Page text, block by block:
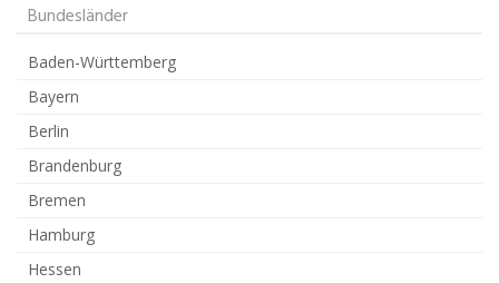
Bundesländer
Baden-Württemberg
Bayern
Berlin
Brandenburg
Bremen
Hamburg
Hessen